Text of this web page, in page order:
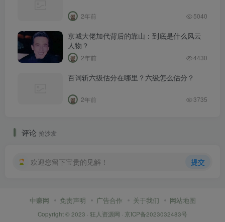
2年前 5040
京城大佬加代背后的靠山：到底是什么风云
人物？
2年前 4430
百词斩六级估分在哪里？六级怎么估分？
2年前 3735
评论 抢沙发
欢迎您留下宝贵的见解！ 提交
中赚网 免责声明 广告合作 关于我们 网站地图
Copyright © 2023 · 狂人资源网 · 京ICP备2023032483号